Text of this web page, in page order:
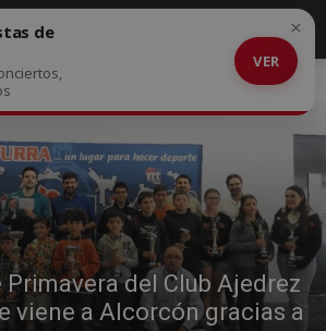
Primavera del Club Ajedrez
viene a Alcorcón gracias a
de
VER
×